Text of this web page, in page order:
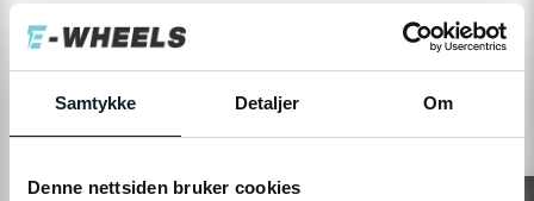
Samtykke Detaljer Om
Denne nettsiden bruker cookies
Vedlikehold og service